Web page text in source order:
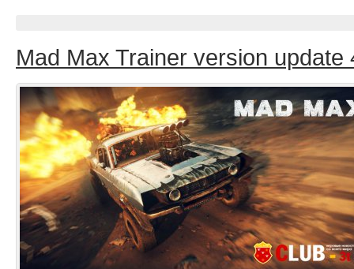
Mad Max Trainer version update